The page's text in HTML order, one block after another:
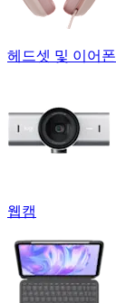
헤드셋 및 이어폰
웹캠